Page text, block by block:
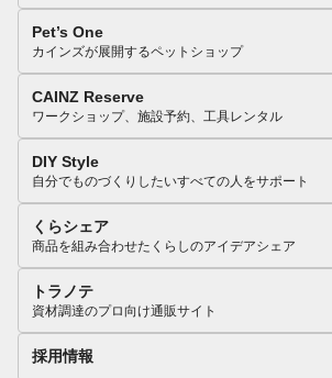
Pet’s One
カインズが展開するペットショップ
CAINZ Reserve
ワークショップ、施設予約、工具レンタル
DIY Style
自分でものづくりしたいすべての人をサポート
くらシェア
商品を組み合わせたくらしのアイデアシェア
トラノテ
資材調達のプロ向け通販サイト
採用情報